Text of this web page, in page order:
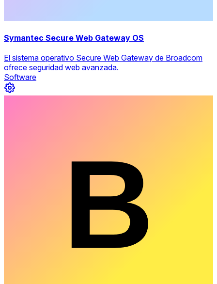
Symantec Secure Web Gateway OS
El sistema operativo Secure Web Gateway de Broadcom
ofrece seguridad web avanzada.
Software